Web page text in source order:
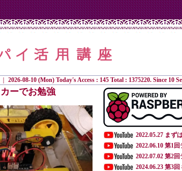
2026-08-10 (Mon) Today's Access : 145 Total : 1375220. Since 10
ーでお勉強
2022.05.27 まず
2022.06.10 第1
2022.07.02 第2
2024.06.23 第3